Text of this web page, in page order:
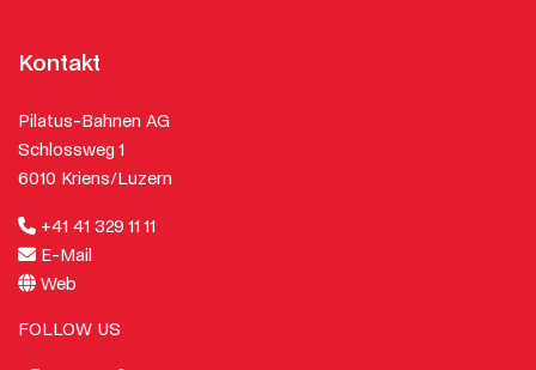
Kontakt
Pilatus-Bahnen AG
Schlossweg 1
6010 Kriens/Luzern
+41 41 329 11 11
E-Mail
Web
FOLLOW US